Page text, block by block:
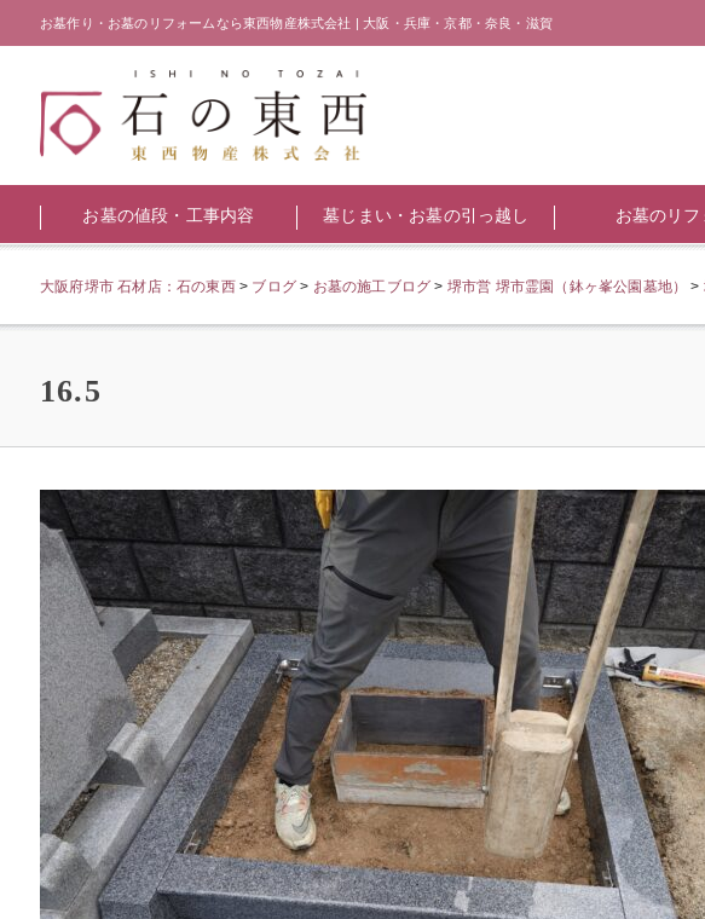
お墓作り・お墓のリフォームなら東西物産株式会社 | 大阪・兵庫・京都・奈良・滋賀
お墓の値段・工事内容 墓じまい・お墓の引っ越し お墓のリフ
大阪府堺市 石材店：石の東西> ブログ > お墓の施工ブログ > 堺市営 堺市霊園（鉢ヶ峯公園墓地） >
16.5